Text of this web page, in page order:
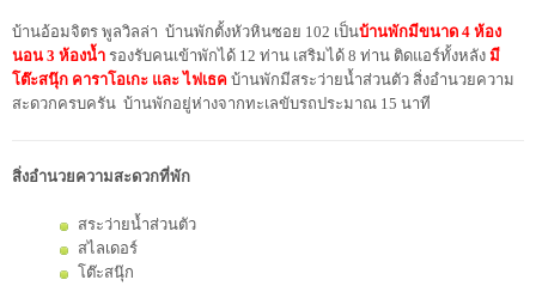
บ้านอ้อมจิตร พูลวิลล่า บ้านพักตั้งหัวหินซอย 102 เป็นบ้านพักมีขนาด 4 ห้อง
นอน 3 ห้องน้ำ รองรับคนเข้าพักได้ 12 ท่าน เสริมได้ 8 ท่าน ติดแอร์ทั้งหลัง มี
โต๊ะสนุ๊ก คาราโอเกะ และ ไฟเธค บ้านพักมีสระว่ายน้ำส่วนตัว สิ่งอำนวยความ
สะดวกครบครัน บ้านพักอยู่ห่างจากทะเลขับรถประมาณ 15 นาที
สิ่งอำนวยความสะดวกที่พัก
สระว่ายน้ำส่วนตัว
สไลเดอร์
โต๊ะสนุ๊ก